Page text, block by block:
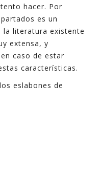
hacer. Por
es un
la literatura existente
extensa, y
caso de estar
características.
eslabones de